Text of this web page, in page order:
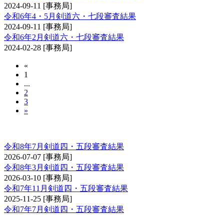
2024-09-11 [事務局]
令和6年4・5月剣道六・七段審査結果
2024-09-11 [事務局]
令和6年2月剣道六・七段審査結果
2024-02-28 [事務局]
«
1
...
2
3
»
令和8年7月剣道四・五段審査結果
2026-07-07 [事務局]
令和8年3月剣道四・五段審査結果
2026-03-10 [事務局]
令和7年11月剣道四・五段審査結果
2025-11-25 [事務局]
令和7年7月剣道四・五段審査結果